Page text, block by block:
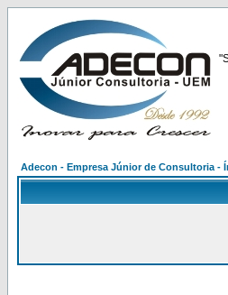
Adecon - Empresa Júnior de Consultoria -